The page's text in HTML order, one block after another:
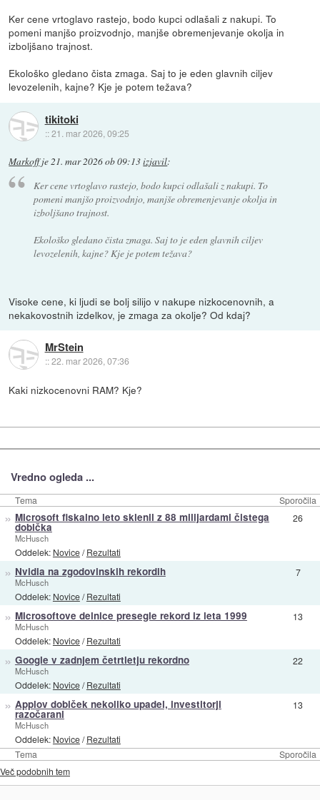
Ker cene vrtoglavo rastejo, bodo kupci odlašali z nakupi. To
pomeni manjšo proizvodnjo, manjše obremenjevanje okolja in
izboljšano trajnost.
Ekološko gledano čista zmaga. Saj to je eden glavnih ciljev
levozelenih, kajne? Kje je potem težava?
tikitoki
::21. mar 2026, 09:25
Markoffje21. mar 2026 ob 09:13izjavil:
Ker cene vrtoglavo rastejo, bodo kupci odlašali z nakupi. To
pomeni manjšo proizvodnjo, manjše obremenjevanje okolja in
izboljšano trajnost.
Ekološko gledano čista zmaga. Saj to je eden glavnih ciljev
levozelenih, kajne? Kje je potem težava?
Visoke cene, ki ljudi se bolj silijo v nakupe nizkocenovnih, a
nekakovostnih izdelkov, je zmaga za okolje? Od kdaj?
MrStein
::22. mar 2026, 07:36
Kaki nizkocenovni RAM? Kje?
Vredno ogleda ...
Tema Sporočila
Tema Sporočila
» Microsoft fiskalno leto sklenil z 88 milijardami čistega
dobička
McHusch
Oddelek: Novice/Rezultati
26
» Nvidia na zgodovinskih rekordih
McHusch
Oddelek: Novice/Rezultati
7
» Microsoftove delnice presegle rekord iz leta 1999
McHusch
Oddelek: Novice/Rezultati
13
» Google v zadnjem četrtletju rekordno
McHusch
Oddelek: Novice/Rezultati
22
» Applov dobiček nekoliko upadel, investitorji
razočarani
McHusch
Oddelek: Novice/Rezultati
13
Več podobnih tem